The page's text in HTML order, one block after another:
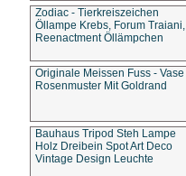
Zodiac - Tierkreiszeichen
Öllampe Krebs, Forum Traiani,
Reenactment Öllämpchen
Originale Meissen Fuss - Vase
Rosenmuster Mit Goldrand
Bauhaus Tripod Steh Lampe
Holz Dreibein Spot Art Deco
Vintage Design Leuchte